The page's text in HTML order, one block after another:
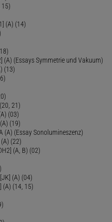
15)
(A) (14)
(A) (Essays Symmetrie und Vakuum)
(13)
21)
(03)
(19)
(A) (Essay Sonolumineszenz)
(22)
(A, B) (02)
(A) (04)
(A) (14, 15)